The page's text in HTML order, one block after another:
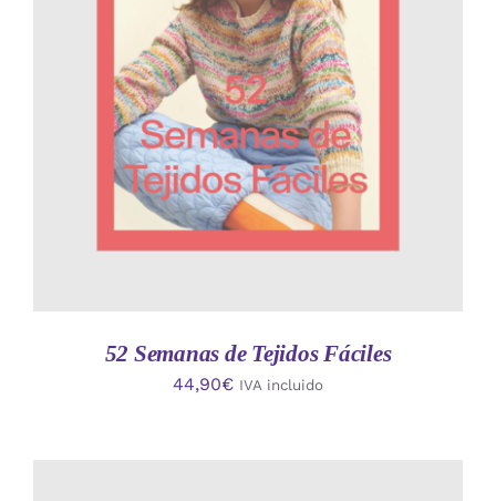
AÑADIR AL CARRITO
/
DETALLES
52 Semanas de Tejidos Fáciles
44,90€ IVA incluido